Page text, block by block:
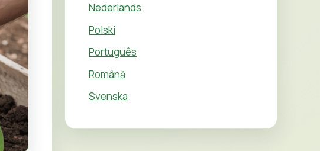
Nederlands
Polski
Português
Română
Svenska